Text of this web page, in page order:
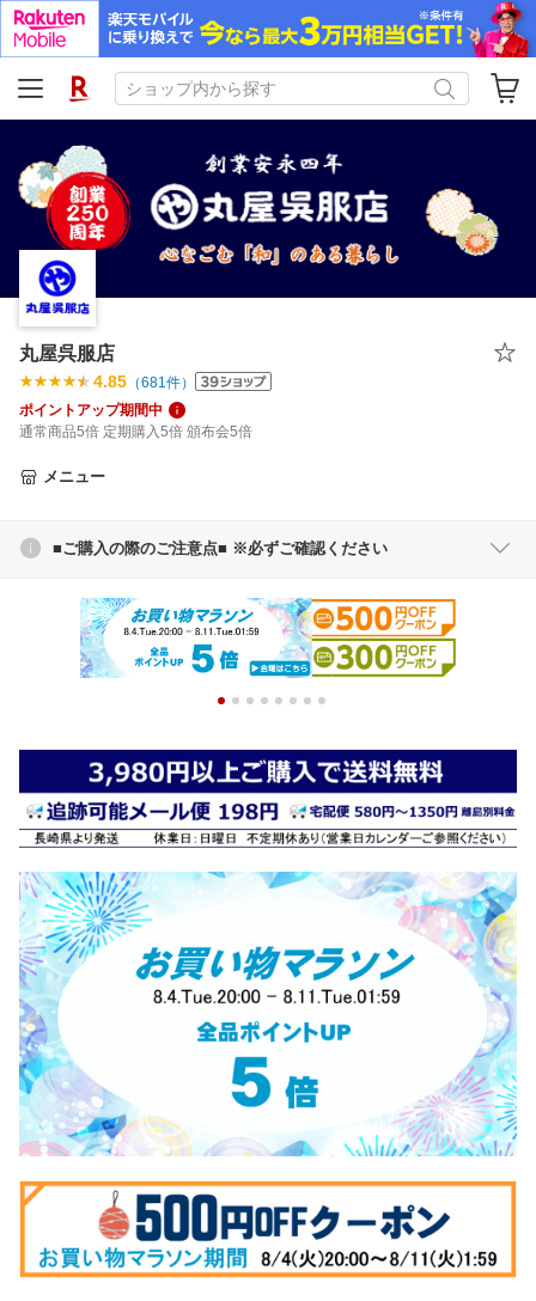
丸屋呉服店
4.85 （681件）
ポイントアップ期間中
通常商品5倍 定期購入5倍 頒布会5倍
メニュー
■ご購入の際のご注意点■ ※必ずご確認ください